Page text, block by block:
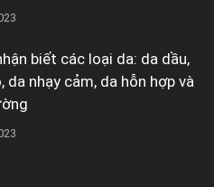
biết các loại da: da dầu,
da nhạy cảm, da hỗn hợp và